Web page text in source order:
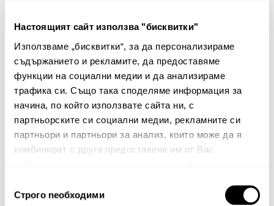
Настоящият сайт използва "бисквитки"
Използваме „бисквитки“, за да персонализираме
съдържанието и рекламите, да предоставяме
функции на социални медии и да анализираме
трафика си. Също така споделяме информация за
начина, по който използвате сайта ни, с
партньорските си социални медии, рекламните си
партньори и партньори за анализ, които може да я
комбинират с друга предоставена им от Вас
наСтрого nеобходими
Забележка: HTML не се поддържа!
Оценка:Най-ниска Най-висока
Тест за сигурност